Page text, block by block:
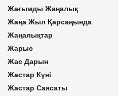
Жағымды Жаңалық
Жаңа Жыл Қарсаңында
Жаңалықтар
Жарыс
Жас Дарын
Жастар Күні
Жастар Саясаты